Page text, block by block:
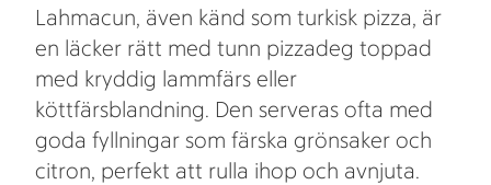
Lahmacun, även känd som turkisk pizza, är
en läcker rätt med tunn pizzadeg toppad
med kryddig lammfärs eller
köttfärsblandning. Den serveras ofta med
goda fyllningar som färska grönsaker och
citron, perfekt att rulla ihop och avnjuta.